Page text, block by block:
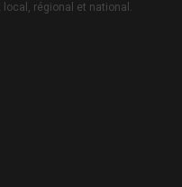
local, régional et national.